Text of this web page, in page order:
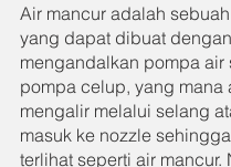
Air mancur adalah
yang dapat dibuat dengan
mengandalkan pompa air
pompa celup, yang mana
mengalir melalui selang
masuk ke nozzle
terlihat seperti air mancur.